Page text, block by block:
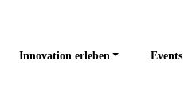
Innovation erleben Events